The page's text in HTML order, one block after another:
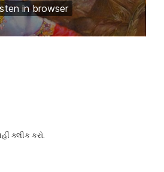
ક્લીક કરો.